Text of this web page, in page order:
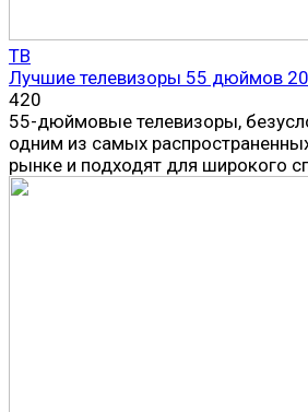
ТВ
Лучшие телевизоры 55 дюймов
420
55-дюймовые телевизоры,
одним из самых
рынке и подходят для широкого